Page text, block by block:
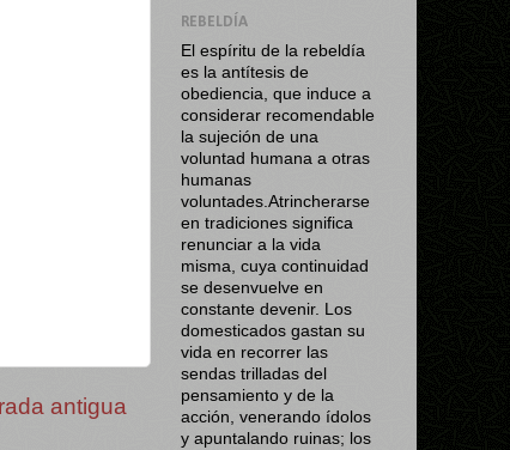
antigua
REBELDÍA
El espíritu de la rebeldía
es la antítesis de
obediencia, que induce a
considerar recomendable
la sujeción de una
voluntad humana a otras
humanas
voluntades.Atrincherarse
en tradiciones significa
renunciar a la vida
misma, cuya continuidad
se desenvuelve en
constante devenir. Los
domesticados gastan su
vida en recorrer las
sendas trilladas del
pensamiento y de la
acción, venerando ídolos
y apuntalando ruinas; los